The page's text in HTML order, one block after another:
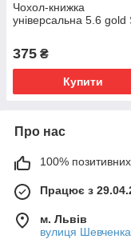
Чохол-книжка
універсальна 5.6 gold
375 ₴
Купити
Про нас
100% позитивних
Працює з
м. Львів
вулиця